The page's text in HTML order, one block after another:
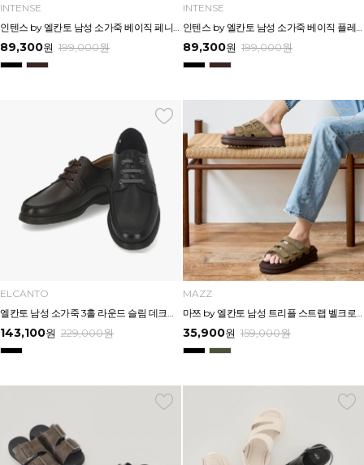
INTENSE
89,300원 199,000원
INTENSE
89,300원 199,000원
ELCANTO
143,100원 229,000원
MAZZ
35,900원 159,000원